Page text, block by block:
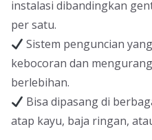
instalasi dibandingkan
per satu.
Sistem penguncian
kebocoran dan
berlebihan.
Bisa dipasang di
atap kayu, baja ringan,